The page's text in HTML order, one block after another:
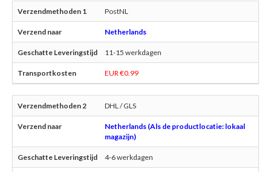
PostNL
Netherlands
11-15 werkdagen
EUR €0.99
DHL / GLS
Netherlands (Als de productlocatie: lokaal
magazijn)
4-6 werkdagen